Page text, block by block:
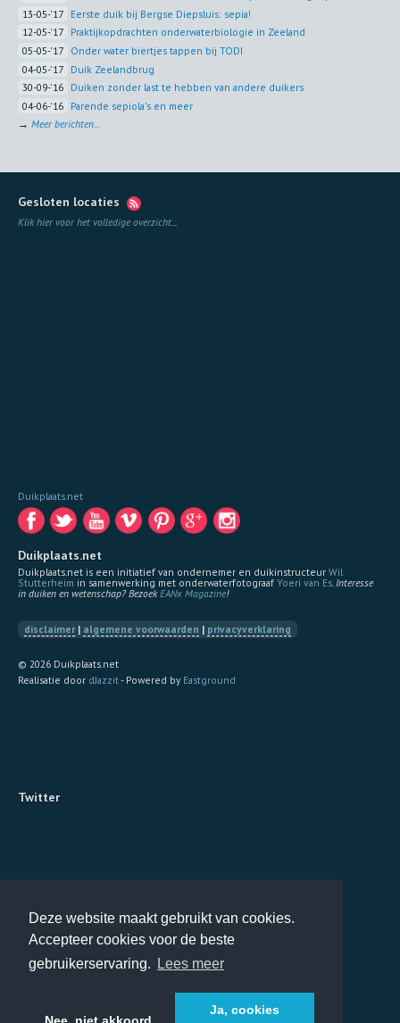
Deze website maakt gebruikt van cookies.
Accepteer cookies voor de beste
gebruikerservaring.
Lees meer
Ja, cookies
13-05-'17 Eerste duik bij Bergse Diepsluis: sepia!
12-05-'17 Praktijkopdrachten onderwaterbiologie in Zeeland
05-05-'17 Onder water biertjes tappen bij TODI
04-05-'17 Duik Zeelandbrug
30-09-'16 Duiken zonder last te hebben van andere duikers
04-06-'16 Parende sepiola's en meer
→ Meer berichten...
Gesloten locaties
Klik hier voor het volledige overzicht
Duikplaats.net
Duikplaats.net
Duikplaats.net is een initiatief van ondernemer en duikinstructeur Wil
Stutterheim in samenwerking met onderwaterfotograaf Yoeri van Es.Interesse
in duiken en wetenschap? BezoekEANx Magazine!
disclaimer| algemene voorwaarden | privacyverklaring
© 2026 Duikplaats.net
Realisatie door dJazzit- Powered by Eastground
Twitter